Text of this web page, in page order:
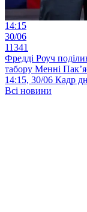
14:15
30/06
11341
Фредді Роуч
табору Менні
14:15, 30/06 Кадр
Всі новини